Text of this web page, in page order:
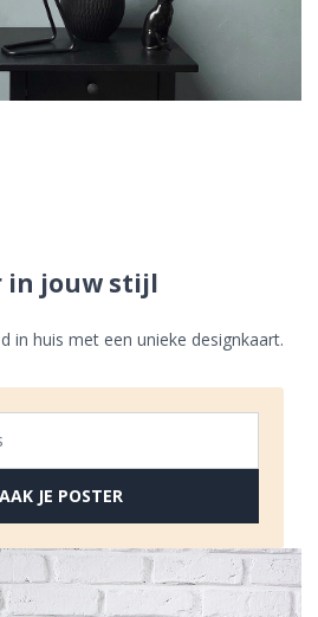
in jouw stijl
in huis met een unieke designkaart.
JE POSTER